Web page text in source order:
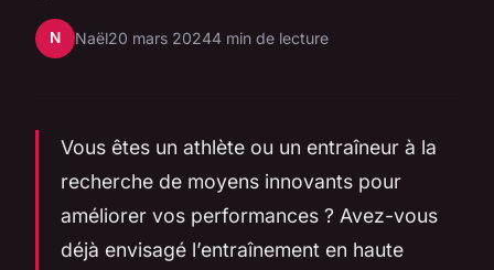
N Naël20 mars 20244 min de lecture
Vous êtes un athlète ou un entraîneur à la
recherche de moyens innovants pour
améliorer vos performances ? Avez-vous
déjà envisagé l’entraînement en haute